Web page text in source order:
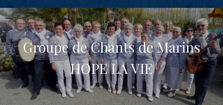
Groupe de Chants de Marins
HOPE LA VIE